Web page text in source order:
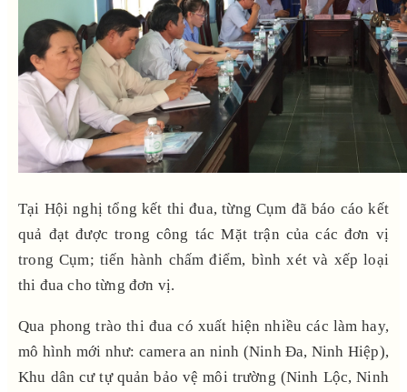
Tại Hội nghị tổng kết thi đua, từng Cụm đã báo cáo kết
quả đạt được trong công tác Mặt trận của các đơn vị
trong Cụm; tiến hành chấm điểm, bình xét và xếp loại
thi đua cho từng đơn vị.
Qua phong trào thi đua có xuất hiện nhiều các làm hay,
mô hình mới như: camera an ninh (Ninh Đa, Ninh Hiệp),
Khu dân cư tự quản bảo vệ môi trường (Ninh Lộc, Ninh